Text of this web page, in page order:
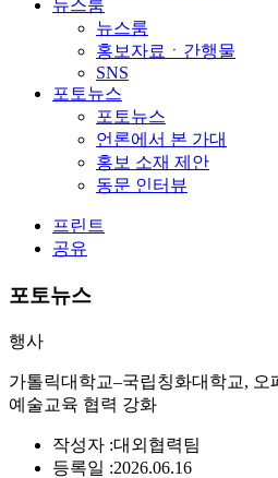
뉴스룸
뉴스룸
홍보자료ㆍ간행물
SNS
포토뉴스
포토뉴스
언론에서 본 가대
홍보 소재 제안
동문 인터뷰
프린트
공유
포토뉴스
행사
가톨릭대학교–국립칭화대학교, 오
예술교육 협력 강화
작성자 :대외협력팀
등록일 :2026.06.16